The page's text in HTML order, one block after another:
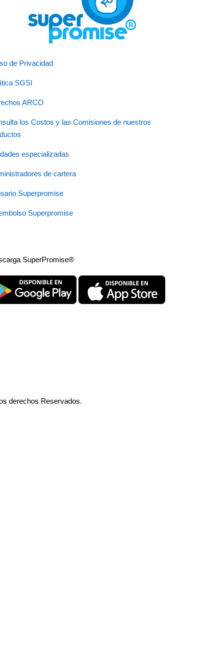
de Privacidad
SGSI
ARCO
los Costos y las Comisiones de nuestros
especializadas
de cartera
Superpromise
Superpromise
SuperPromise®
derechos Reservados.